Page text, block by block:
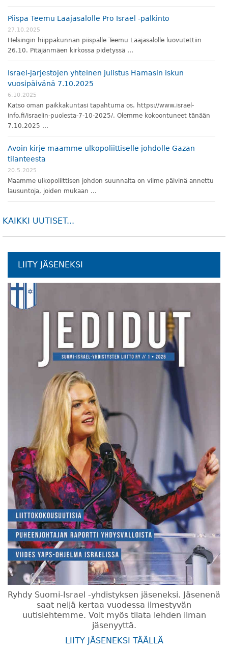
Piispa Teemu Laajasalolle Pro Israel -palkinto
27.10.2025
Helsingin hiippakunnan piispalle Teemu Laajasalolle luovutettiin
26.10. Pitäjänmäen kirkossa pidetyssä …
Israel-järjestöjen yhteinen julistus Hamasin iskun
vuosipäivänä 7.10.2025
6.10.2025
Katso oman paikkakuntasi tapahtuma os. https://www.israel-
info.fi/israelin-puolesta-7-10-2025/. Olemme kokoontuneet tänään
7.10.2025 …
Avoin kirje maamme ulkopoliittiselle johdolle Gazan
tilanteesta
20.5.2025
Maamme ulkopoliittisen johdon suunnalta on viime päivinä annettu
lausuntoja, joiden mukaan …
KAIKKI UUTISET...
LIITY JÄSENEKSI
Ryhdy Suomi-Israel -yhdistyksen jäseneksi. Jäsenenä
saat neljä kertaa vuodessa ilmestyvän
uutislehtemme. Voit myös tilata lehden ilman
jäsenyyttä.
LIITY JÄSENEKSI TÄÄLLÄ